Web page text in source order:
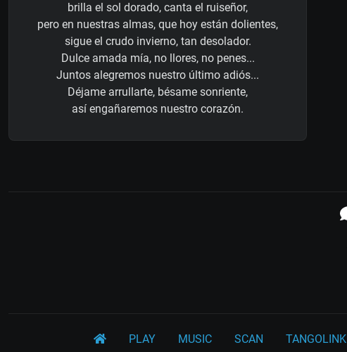
brilla el sol dorado, canta el ruiseñor,
pero en nuestras almas, que hoy están dolientes,
sigue el crudo invierno, tan desolador.
Dulce amada mía, no llores, no penes...
Juntos alegremos nuestro último adiós...
Déjame arrullarte, bésame sonriente,
así engañaremos nuestro corazón.
PLAY MUSIC SCAN TANGOLINK